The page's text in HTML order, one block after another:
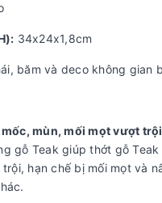
34x24x1,8cm
băm và deco không gian
mốc, mùn, mối mọt vượt
gỗ Teak giúp thớt gỗ Teak
hạn chế bị mối mọt và